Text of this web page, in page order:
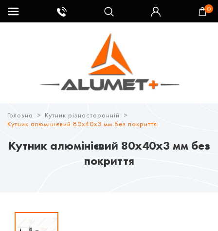
0
Головна
Кутник різносторонній
Кутник алюмінієвий 80х40х3 мм без покриття
Кутник алюмінієвий 80х40х3 мм без
покриття